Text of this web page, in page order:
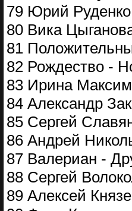
79 Юрий
80 Вика
81
82 Рождество -
83 Ирина
84 Александр
85 Сергей
86 Андрей
87 Валериан -
88 Сергей
89 Алексей